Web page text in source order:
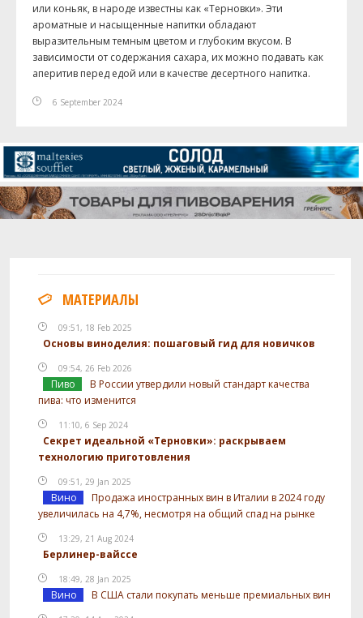
или коньяк, в народе известны как «Терновки». Эти
ароматные и насыщенные напитки обладают
выразительным темным цветом и глубоким вкусом. В
зависимости от содержания сахара, их можно подавать как
аперитив перед едой или в качестве десертного напитка.
6 September 2024
МАТЕРИАЛЫ
09:51, 18 Feb 2025
Основы виноделия: пошаговый гид для новичков
09:54, 26 Feb 2026
Пиво
В России утвердили новый стандарт качества
пива: что изменится
11:10, 6 Sep 2024
Секрет идеальной «Терновки»: раскрываем
технологию приготовления
09:51, 29 Jan 2025
Вино
Продажа иностранных вин в Италии в 2024 году
увеличилась на 4,7%, несмотря на общий спад на рынке
13:29, 21 Aug 2024
Берлинер-вайссе
18:49, 28 Jan 2025
Вино В США стали покупать меньше премиальных вин